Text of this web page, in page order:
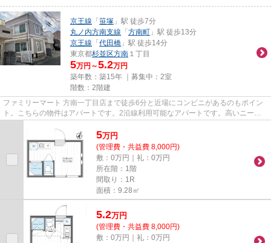
京王線 「笹塚 」駅 徒歩7分
丸ノ内方南支線 「方南町 」駅 徒歩13分
京王線 「代田橋 」駅 徒歩14分
東京都杉並区方南 １丁目
5万円～5.2万円
築年数：築15年 ｜募集中： 2室
階数：2階建
ファミリーマート 方南一丁目店まで徒歩6分と近場にコンビニがあるのもポイン
ト。こちらの物件はアパートです。2沿線利用可能なアパートです。高いニーズ
のある、駅徒歩7分の物件です...
5万円
(管理費・共益費 8,000円)
敷：0万円｜礼：0万円
所在階：1階
間取り：1R
面積：9.28㎡
5.2万円
(管理費・共益費 8,000円)
敷：0万円｜礼：0万円